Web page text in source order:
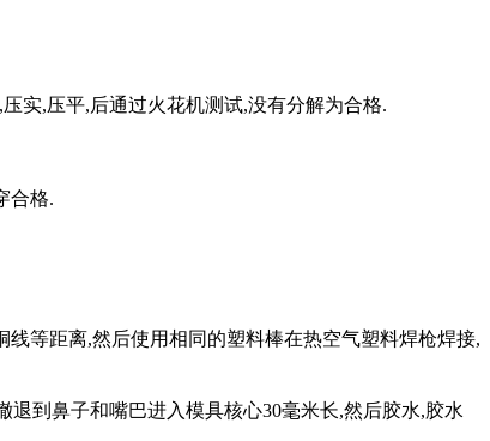
实,压平,后通过火花机测试,没有分解为合格.
合格.
等距离,然后使用相同的塑料棒在热空气塑料焊枪焊接,
到鼻子和嘴巴进入模具核心30毫米长,然后胶水,胶水